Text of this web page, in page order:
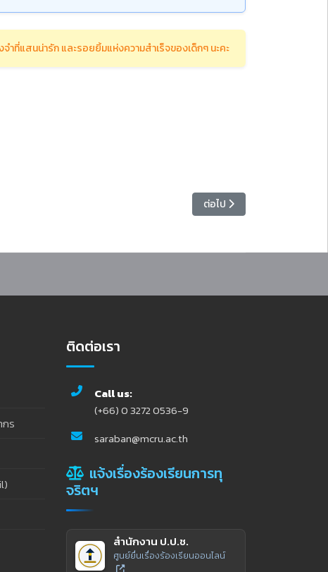
ำที่แสนน่ารัก และรอยยิ้มแห่งความสำเร็จของเด็กๆ นะคะ
เนื้อหาถัดไป: นักศึกษาสาขาวิช
ต่อไป
ร
ติดต่อเรา
Call us:
(+66) 0 3272 0536-9
saraban@mcru.ac.th
แจ้งเรื่องร้องเรียนการทุ
จริตฯ
สำนักงาน ป.ป.ช.
ศูนย์ยื่นเรื่องร้องเรียนออนไลน์